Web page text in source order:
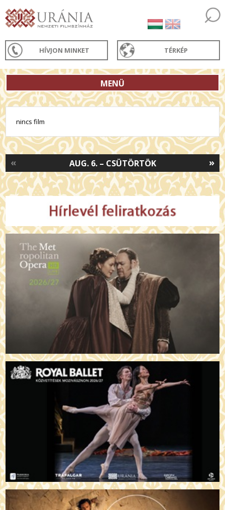
HÍVJON MINKET TÉRKÉP
MENÜ
nincs film
»
AUG. 6. – CSÜTÖRTÖK
«